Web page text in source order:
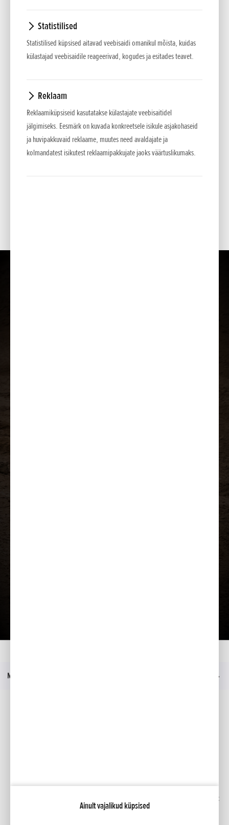
Statistilised
Statistilised küpsised aitavad veebisaidi omanikul mõista, kuidas
külastajad veebisaidile reageerivad, kogudes ja esitades teavet.
Reklaam
Reklaamiküpsiseid kasutatakse külastajate veebisaitidel
jälgimiseks. Eesmärk on kuvada konkreetsele isikule asjakohaseid
ja huvipakkuvaid reklaame, muutes need avaldajate ja
kolmandatest isikutest reklaamipakkujate jaoks väärtuslikumaks.
Ainult vajalikud küpsised
Värvid
Menüü
Honda RoadSync